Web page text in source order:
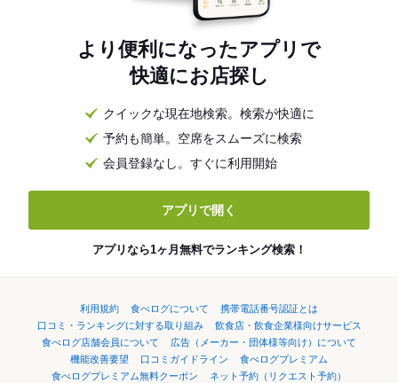
より便利になったアプリで
快適にお店探し
クイックな現在地検索。検索が快適に
予約も簡単。空席をスムーズに検索
会員登録なし。すぐに利用開始
アプリで開く
アプリなら1ヶ月無料でランキング検索！
利用規約 食べログについて
携帯電話番号認証とは
口コミ・ランキングに対する取り組み
飲食店・飲食企業様向けサービス
食べログ店舗会員について
広告（メーカー・団体様等向け）について
機能改善要望
口コミガイドライン
食べログプレミアム
食べログプレミアム無料クーポン
ネット予約（リクエスト予約）